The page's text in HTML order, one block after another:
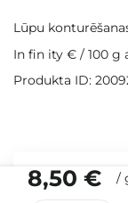
8,50 € /
Lūpu
In fin ity € / 100 g
Produkta ID: